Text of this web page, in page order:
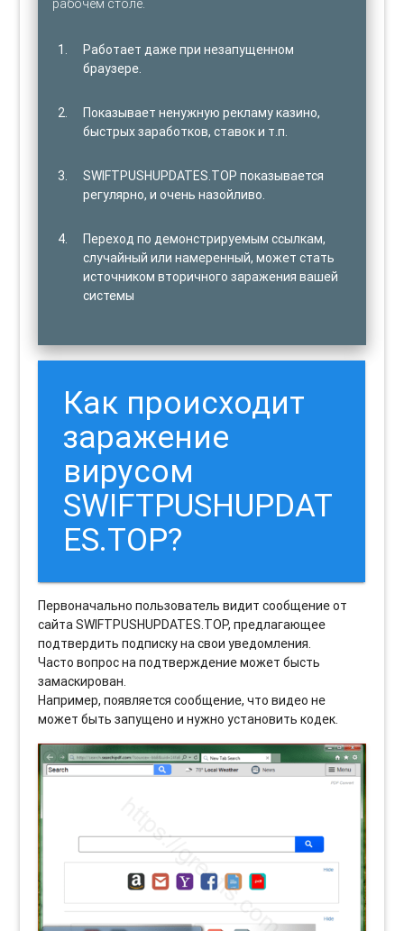
Работает даже при незапущенном
браузере.
Показывает ненужную рекламу казино,
быстрых заработков, ставок и т.п.
SWIFTPUSHUPDATES.TOP показывается
регулярно, и очень назойливо.
Переход по демонстрируемым ссылкам,
случайный или намеренный, может стать
источником вторичного заражения вашей
системы
Как происходит
заражение
вирусом
SWIFTPUSHUPDAT
ES.TOP?
Первоначально пользователь видит сообщение от
сайта SWIFTPUSHUPDATES.TOP, предлагающее
подтвердить подписку на свои уведомления.
Часто вопрос на подтверждение может бысть
замаскирован.
Например, появляется сообщение, что видео не
может быть запущено и нужно установить кодек.